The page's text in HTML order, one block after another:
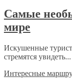
Самые
мире
Искушенные
стремятся увидеть...
Интересные